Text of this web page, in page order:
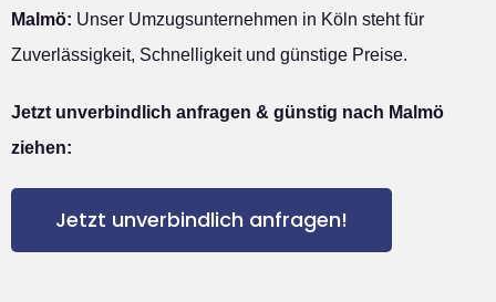
Malmö: Unser Umzugsunternehmen in Köln steht für
Zuverlässigkeit, Schnelligkeit und günstige Preise.
Jetzt unverbindlich anfragen & günstig nach Malmö
ziehen:
Jetzt unverbindlich anfragen!